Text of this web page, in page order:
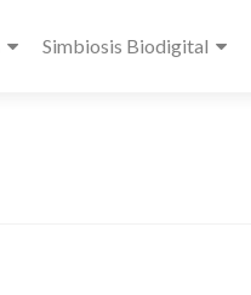
Simbiosis Biodigital